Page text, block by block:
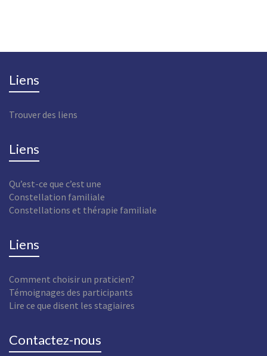
Liens
Trouver des liens
Liens
Qu’est-ce que c’est une
Constellation familiale
Constellations et thérapie familiale
Liens
Comment choisir un praticien?
Témoignages des participants
Lire ce que disent les stagiaires
Contactez-nous